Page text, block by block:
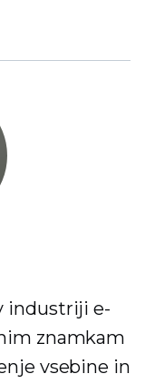
industriji e-
znamkam
vsebine in